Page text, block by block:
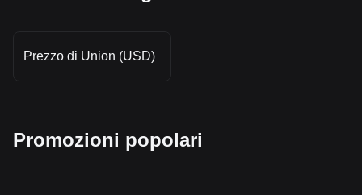
Prezzo di Union (USD)
Promozioni popolari